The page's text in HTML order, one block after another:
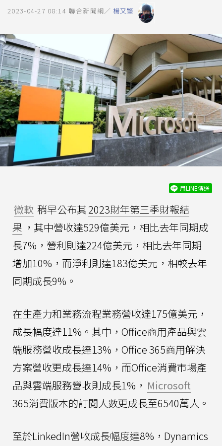
2023-04-27 08:14 聯合新聞網／ 楊又肇
用LINE傳送
微軟 稍早公布其2023財年第三季財報結
果 ，其中營收達529億美元，相比去年同期成
長7%，營利則達224億美元，相比去年同期
增加10%，而淨利則達183億美元，相較去年
同期成長9%。
在生產力和業務流程業務營收達175億美元，
成長幅度達11%。其中，Office商用產品與雲
端服務營收成長達13%，Office 365商用解決
方案營收更成長達14%，而Office消費市場產
品與雲端服務營收則成長1%， Microsoft
365消費版本的訂閱人數更成長至6540萬人。
至於LinkedIn營收成長幅度達8%，Dynamics